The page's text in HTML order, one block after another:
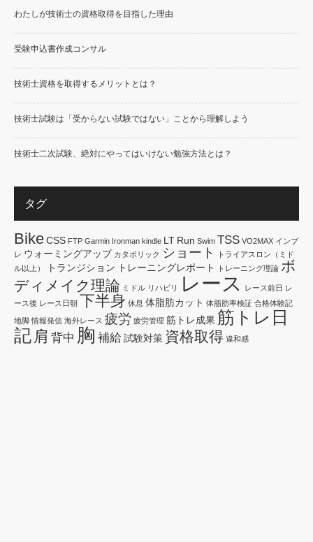
わたしが技術士の資格取得を目指した理由
受験申込書作成コンサル
技術士資格を取得するメリットとは？
技術士試験は「受からない試験ではない」ことから理解しよう
技術士二次試験、絶対にやってはいけない勉強方法とは？
タグ
BikeCSS FTP Garmin Ironman kindle LT Run Swim TSS VO2MAX インプ
レ ウォーミングアップ カタボリック ショート
トライアスロン（ミド
ル以上）
トランジション トレーニングレポート トレーニング理論 ボ
ディメイク理論 ミドル リハビリ レース レース前日 レ
ース後 レース日朝 下半身 休息 体脂肪カット 体脂肪率検証 合格体験記
地脚 情報発信 海外レース 疲労 疲労管理 筋トレ成果 筋トレ日
記 肩 背中 胸 補給 試験対策 資格取得 違和感